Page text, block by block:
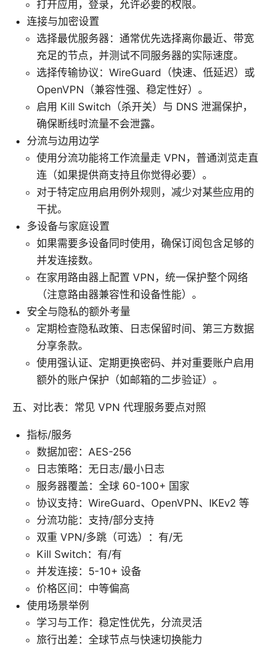
打开应用，登录，允许必要的权限。
连接与加密设置
选择最优服务器：通常优先选择离你最近、带宽
充足的节点，并测试不同服务器的实际速度。
选择传输协议：WireGuard（快速、低延迟）或
OpenVPN（兼容性强、稳定性好）。
启用 Kill Switch（杀开关）与 DNS 泄漏保护，
确保断线时流量不会泄露。
分流与边用边学
使用分流功能将工作流量走 VPN，普通浏览走直
连（如果提供商支持且你觉得必要）。
对于特定应用启用例外规则，减少对某些应用的
干扰。
多设备与家庭设置
如果需要多设备同时使用，确保订阅包含足够的
并发连接数。
在家用路由器上配置 VPN，统一保护整个网络
（注意路由器兼容性和设备性能）。
安全与隐私的额外考量
定期检查隐私政策、日志保留时间、第三方数据
分享条款。
使用强认证、定期更换密码、并对重要账户启用
额外的账户保护（如邮箱的二步验证）。
五、对比表：常见 VPN 代理服务要点对照
指标/服务
数据加密：AES-256
日志策略：无日志/最小日志
服务器覆盖：全球 60-100+ 国家
协议支持：WireGuard、OpenVPN、IKEv2 等
分流功能：支持/部分支持
双重 VPN/多跳（可选）：有/无
Kill Switch：有/有
并发连接：5-10+ 设备
价格区间：中等偏高
使用场景举例
学习与工作：稳定性优先，分流灵活
旅行出差：全球节点与快速切换能力